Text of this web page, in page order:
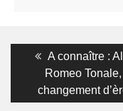
Navigation
l’article
Previous
post:
A connaître :
Romeo Tonale,
changement